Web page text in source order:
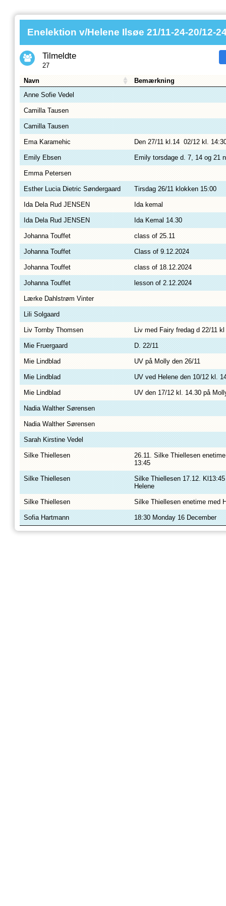
Enelektion v/Helene Ilsøe 21/11-24-20/12-
Tilmeldte
27
Navn
Bemærkning
Anne Sofie Vedel
Camilla Tausen
Camilla Tausen
Ema Karamehic Den 27/11 kl.14 02/12 kl.
Emily Ebsen Emily torsdage d. 7, 14 og 21
Emma Petersen
Esther Lucia Dietric Søndergaard Tirsdag 26/11 klokken 15:00
Ida Dela Rud JENSEN Ida kemal
Ida Dela Rud JENSEN Ida Kemal 14.30
Johanna Touffet class of 25.11
Johanna Touffet Class of 9.12.2024
Johanna Touffet class of 18.12.2024
Johanna Touffet lesson of 2.12.2024
Lærke Dahlstrøm Vinter
Lili Solgaard
Liv Tornby Thomsen Liv med Fairy fredag d 22/11
Mie Fruergaard D. 22/11
Mie Lindblad UV på Molly den 26/11
Mie Lindblad UV ved Helene den 10/12 kl.
Mie Lindblad UV den 17/12 kl. 14.30 på
Nadia Walther Sørensen
Nadia Walther Sørensen
Sarah Kirstine Vedel
Silke Thiellesen
26.11. Silke Thiellesen
13:45
Silke Thiellesen
Silke Thiellesen 17.12.
Helene
Silke Thiellesen Silke Thiellesen enetime med
Sofia Hartmann 18:30 Monday 16 December